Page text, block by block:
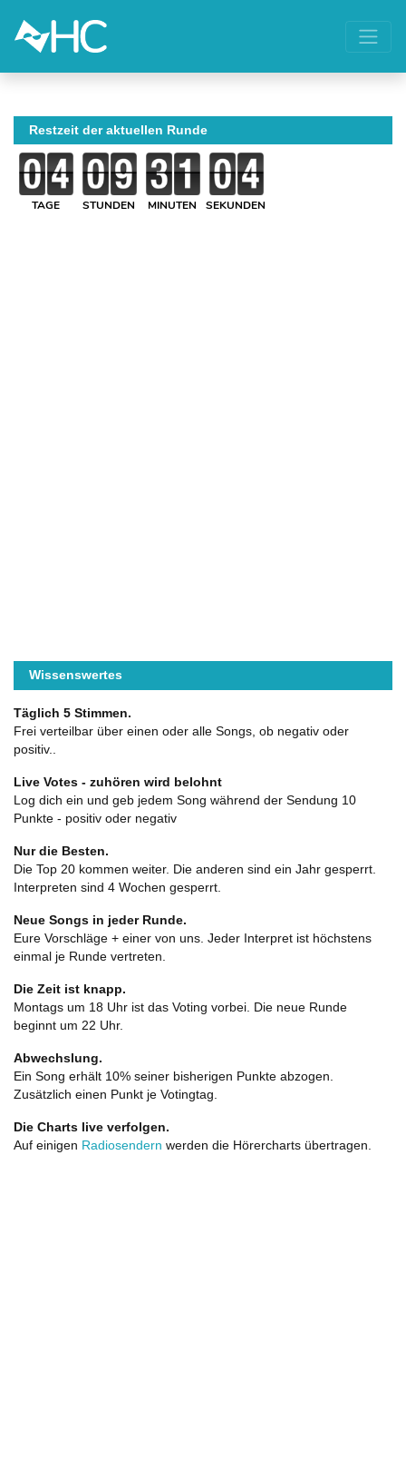
Restzeit der aktuellen Runde
TAGE STUNDEN MINUTEN SEKUNDEN
Wissenswertes
Täglich 5 Stimmen.
Frei verteilbar über einen oder alle Songs, ob negativ oder
positiv..
Live Votes - zuhören wird belohnt
Log dich ein und geb jedem Song während der Sendung 10
Punkte - positiv oder negativ
Nur die Besten.
Die Top 20 kommen weiter. Die anderen sind ein Jahr gesperrt.
Interpreten sind 4 Wochen gesperrt.
Neue Songs in jeder Runde.
Eure Vorschläge + einer von uns. Jeder Interpret ist höchstens
einmal je Runde vertreten.
Die Zeit ist knapp.
Montags um 18 Uhr ist das Voting vorbei. Die neue Runde
beginnt um 22 Uhr.
Abwechslung.
Ein Song erhält 10% seiner bisherigen Punkte abzogen.
Zusätzlich einen Punkt je Votingtag.
Die Charts live verfolgen.
Auf einigen Radiosendern werden die Hörercharts übertragen.